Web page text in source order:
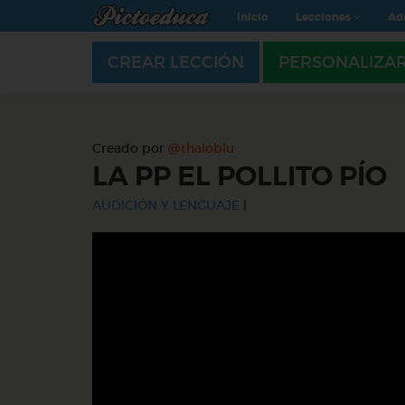
Inicio Lecciones
CREAR LECCIÓN
Creado por @thaloblu
LA PP EL POLLITO PÍO
AUDICIÓN Y LENGUAJE